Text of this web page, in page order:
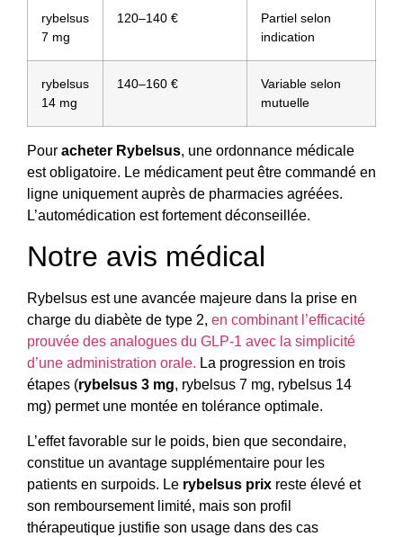
rybelsus
7 mg
120–140 €
Partiel selon
indication
rybelsus
14 mg
140–160 €
Variable selon
mutuelle
Pour acheter Rybelsus, une ordonnance médicale
est obligatoire. Le médicament peut être commandé en
ligne uniquement auprès de pharmacies agréées.
L’automédication est fortement déconseillée.
Notre avis médical
Rybelsus est une avancée majeure dans la prise en
charge du diabète de type 2, en combinant l’efficacité
prouvée des analogues du GLP-1 avec la simplicité
d’une administration orale. La progression en trois
étapes (rybelsus 3 mg, rybelsus 7 mg, rybelsus 14
mg) permet une montée en tolérance optimale.
L’effet favorable sur le poids, bien que secondaire,
constitue un avantage supplémentaire pour les
patients en surpoids. Le rybelsus prix reste élevé et
son remboursement limité, mais son profil
thérapeutique justifie son usage dans des cas